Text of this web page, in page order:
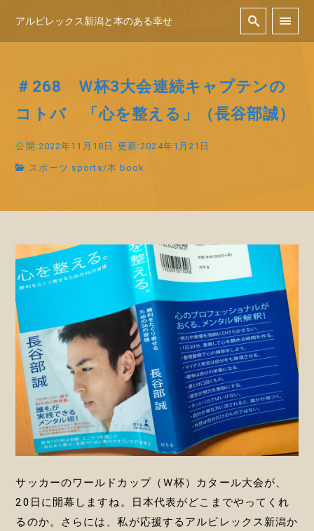
アルビレックス新潟と本のある幸せ
＃268 Ｗ杯3大会連続キャプテンの
コトバ 「心を整える」（長谷部誠）
公開:2022年11月18日 更新:2024年1月21日
スポーツ sports /本 book
サッカーのワールドカップ（Ｗ杯）カタール大会が、
20日に開幕しますね。日本代表がどこまでやってくれ
るのか。さらには、私が応援するアルビレックス新潟か